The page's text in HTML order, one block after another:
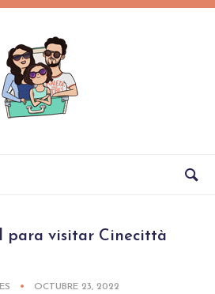
para visitar Cinecittà
OCTUBRE 23, 2022